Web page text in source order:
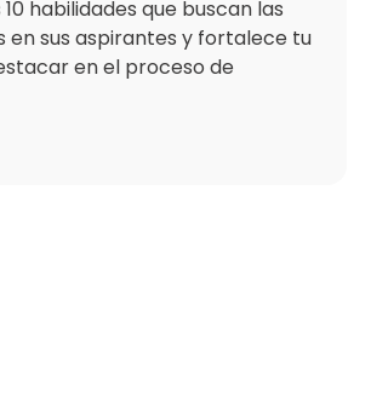
habilidades que buscan las
en sus aspirantes y fortalece tu
en el proceso de